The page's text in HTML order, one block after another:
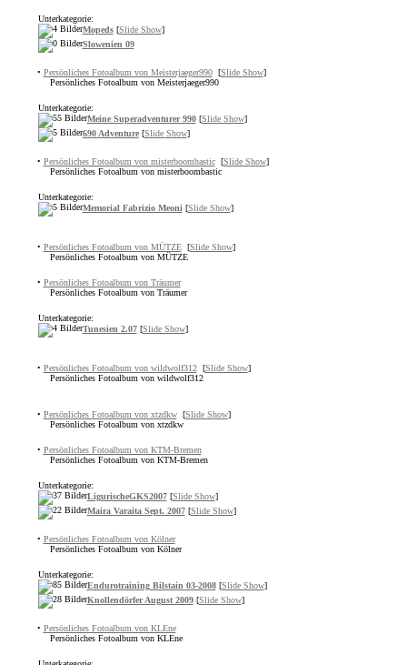
Unterkategorie:
Mopeds[Slide Show]
Slowenien 09
• Persönliches Fotoalbum von Meisterjaeger990 [Slide Show]
Persönliches Fotoalbum von Meisterjaeger990
Unterkategorie:
Meine Superadventurer 990[Slide Show]
690 Adventure[Slide Show]
• Persönliches Fotoalbum von misterboombastic [Slide Show]
Persönliches Fotoalbum von misterboombastic
Unterkategorie:
Memorial Fabrizio Meoni[Slide Show]
• Persönliches Fotoalbum von MÜTZE [Slide Show]
Persönliches Fotoalbum von MÜTZE
• Persönliches Fotoalbum von Träumer
Persönliches Fotoalbum von Träumer
Unterkategorie:
Tunesien 2.07[Slide Show]
• Persönliches Fotoalbum von wildwolf312 [Slide Show]
Persönliches Fotoalbum von wildwolf312
• Persönliches Fotoalbum von xtzdkw [Slide Show]
Persönliches Fotoalbum von xtzdkw
• Persönliches Fotoalbum von KTM-Bremen
Persönliches Fotoalbum von KTM-Bremen
Unterkategorie:
LigurischeGKS2007[Slide Show]
Maira Varaita Sept. 2007[Slide Show]
• Persönliches Fotoalbum von Kölner
Persönliches Fotoalbum von Kölner
Unterkategorie:
Endurotraining Bilstain 03-2008[Slide Show]
Knollendörfer August 2009[Slide Show]
• Persönliches Fotoalbum von KLEne
Persönliches Fotoalbum von KLEne